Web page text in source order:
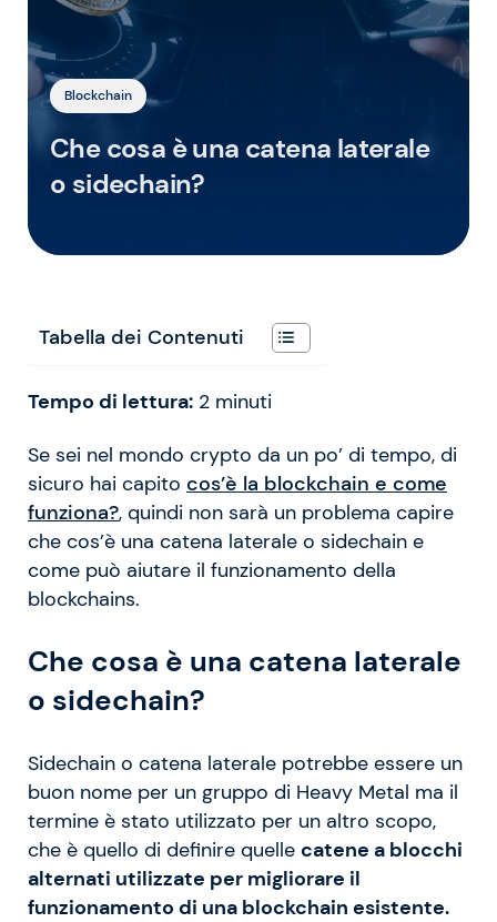
Blockchain
Che cosa è una catena laterale
o sidechain?
Tabella dei Contenuti
Tempo di lettura: 2 minuti
Se sei nel mondo crypto da un po’ di tempo, di
sicuro hai capito cos’è la blockchain e come
funziona?, quindi non sarà un problema capire
che cos’è una catena laterale o sidechain e
come può aiutare il funzionamento della
blockchains.
Che cosa è una catena laterale
o sidechain?
Sidechain o catena laterale potrebbe essere un
buon nome per un gruppo di Heavy Metal ma il
termine è stato utilizzato per un altro scopo,
che è quello di definire quelle catene a blocchi
alternati utilizzate per migliorare il
funzionamento di una blockchain esistente.